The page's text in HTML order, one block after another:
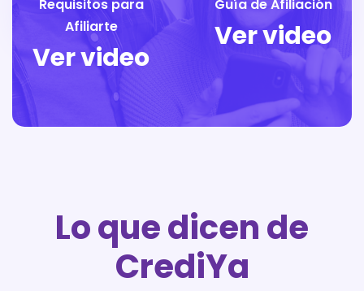
Requisitos para
Afiliarte
Ver video
Guía de Afiliación
Ver video
Lo que dicen de
CrediYa